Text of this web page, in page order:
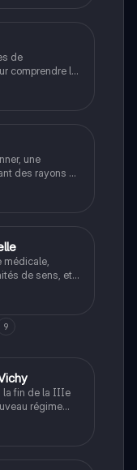
de
comprendre la
une
des rayons X
document
et
médicale,
de sens, et
Ce
pour
facilitant
de santé.
9
la fin de la IIIe
régime